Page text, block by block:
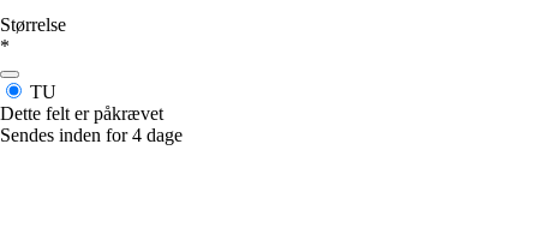
Størrelse
*
TU
Dette felt er påkrævet
Sendes inden for 4 dage